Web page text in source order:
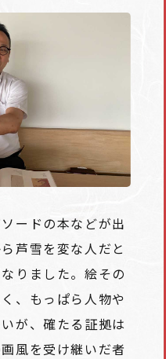
ードの本などが出
芦雪を変な人だと
りました。絵その
、もっぱら人物や
が、確たる証拠は
風を受け継いだ者